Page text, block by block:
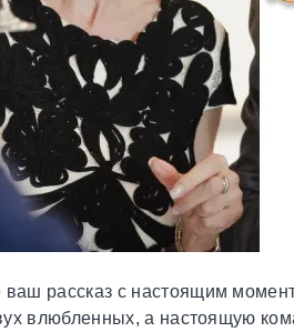
рассказ с настоящим
влюбленных, а настоящую